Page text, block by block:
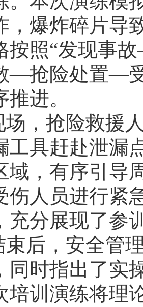
，爆炸碎片导
按照“发现事
—抢险处置—
进。
场，抢险救援
工具赶赴泄漏
域，有序引导
伤人员进行紧
充分展现了参
束后，安全管
同时指出了实
培训演练将理